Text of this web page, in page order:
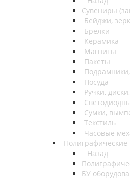
Сувениры
Бейджи,
Брелки
Керамика
Магниты
Пакеты
Посуда
Ручки,
Сумки,
Текстиль
Часовые
Назад
БУ